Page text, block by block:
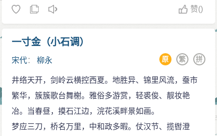
赞()
一寸金（小石调）
宋代：柳永 拼
繁
原
井络天开，剑岭云横控西夏。地胜异、锦里风流，蚕市
繁华，簇簇歌台舞榭。雅俗多游赏，轻裘俊、靓妆艳
冶。当春昼，摸石江边，浣花溪畔景如画。
梦应三刀，桥名万里，中和政多暇。仗汉节、揽辔澄